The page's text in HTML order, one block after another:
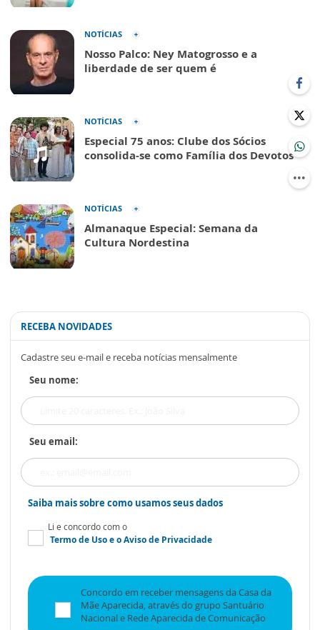
NOTÍCIAS
Nosso Palco: Ney Matogrosso e a
liberdade de ser quem é
NOTÍCIAS
Especial 75 anos: Clube dos Sócios
consolida-se como Família dos Devotos
NOTÍCIAS
Almanaque Especial: Semana da
Cultura Nordestina
RECEBA NOVIDADES
Cadastre seu e-mail e receba notícias mensalmente
Seu nome:
Seu email:
Saiba mais sobre como usamos seus dados
Li e concordo com o
Termo de Usoe oAviso de Privacidade
Concordo em receber mensagens da Casa da
Mãe Aparecida, através do grupo Santuário
Nacional e Rede Aparecida de Comunicação